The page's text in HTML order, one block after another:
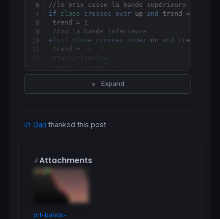
//le prix casse la bande supérieure
if
close crosses over up and trend <=
trend = 1
//ou la bande inférieure
elsif
close crosses under dn and trend >=
trend = - 1
startprice=
endif
if trend = -1 then
drawtext("#val#%―"
return
Expand
Dari thanked this post
Attachments
prt-bands-